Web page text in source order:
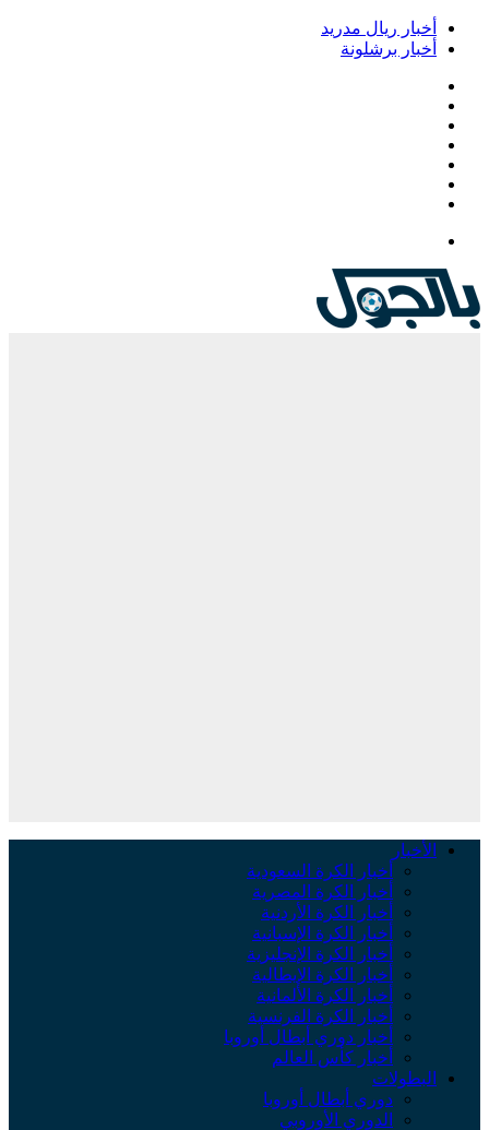
أخبار ريال مدريد
أخبار برشلونة
الأخبار
أخبار الكرة السعودية
أخبار الكرة المصرية
أخبار الكرة الأردنية
أخبار الكرة الإسبانية
أخبار الكرة الإنجليزية
أخبار الكرة الإيطالية
أخبار الكرة الألمانية
أخبار الكرة الفرنسية
أخبار دوري أبطال أوروبا
أخبار كأس العالم
البطولات
دوري أبطال أوروبا
الدوري الأوروبي